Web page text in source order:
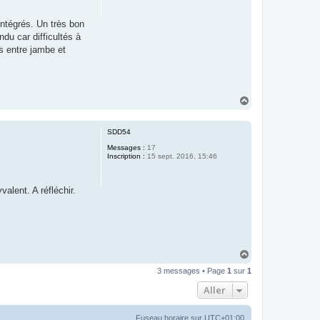
Un très bon
car difficultés à
entre jambe et
SDD54
Messages : 17
Inscription : 15 sept. 2016, 15:46
A réfléchir.
u
3 messages • Page 1 sur 1
Aller
Fuseau horaire sur UTC+01:00